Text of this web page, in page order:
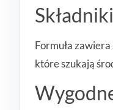
Formuła
które szukają